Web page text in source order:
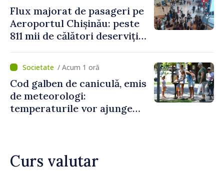
Flux majorat de pasageri pe
Aeroportul Chișinău: peste
811 mii de călători deserviți
/ Acum 1 oră
Cod galben de caniculă, emis
de meteorologi:
temperaturile vor ajunge
Curs valutar